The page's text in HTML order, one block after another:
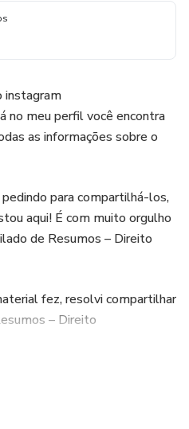
instagram
no meu perfil você encontra
as informações sobre o
para compartilhá-los,
aqui! É com muito orgulho
de Resumos – Direito
fez, resolvi compartilhar
– Direito